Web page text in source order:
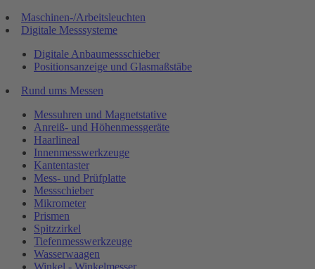
Maschinen-/Arbeitsleuchten
Digitale Messsysteme
Digitale Anbaumessschieber
Positionsanzeige und Glasmaßstäbe
Rund ums Messen
Messuhren und Magnetstative
Anreiß- und Höhenmessgeräte
Haarlineal
Innenmesswerkzeuge
Kantentaster
Mess- und Prüfplatte
Messschieber
Mikrometer
Prismen
Spitzzirkel
Tiefenmesswerkzeuge
Wasserwaagen
Winkel - Winkelmesser